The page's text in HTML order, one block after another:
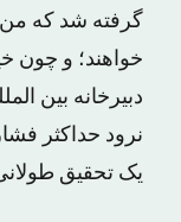
گرفته شد که
خواهند؛ و چون
دبیرخانه بین
نرود حداکثر
یک تحقیق